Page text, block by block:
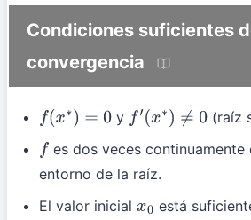
Condiciones suficientes
convergencia
f(x∗) = 0 y f′( x∗ ) ≠ 0 (raíz
f es dos veces continuamente
entorno de la raíz.
El valor inicial x0 está